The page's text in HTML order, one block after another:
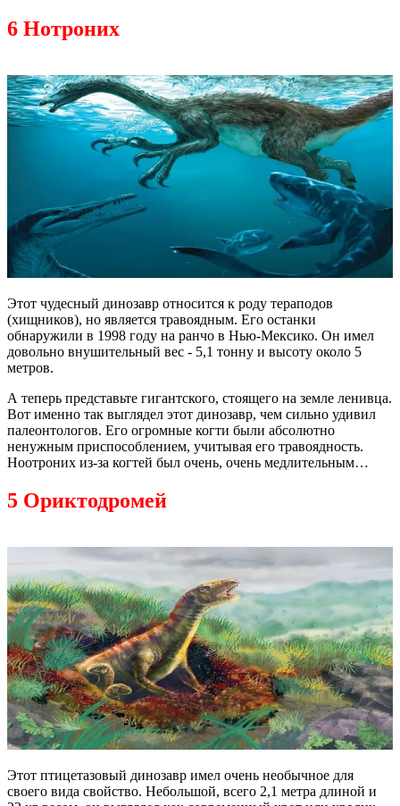
6 Нотроних
Этот чудесный динозавр относится к роду тераподов
(хищников), но является травоядным. Его останки
обнаружили в 1998 году на ранчо в Нью-Мексико. Он имел
довольно внушительный вес - 5,1 тонну и высоту около 5
метров.
А теперь представьте гигантского, стоящего на земле ленивца.
Вот именно так выглядел этот динозавр, чем сильно удивил
палеонтологов. Его огромные когти были абсолютно
ненужным приспособлением, учитывая его травоядность.
Ноотроних из-за когтей был очень, очень медлительным…
5 Ориктодромей
Этот птицетазовый динозавр имел очень необычное для
своего вида свойство. Небольшой, всего 2,1 метра длиной и